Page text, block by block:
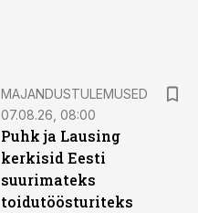
MAJANDUSTULEMUSED
07.08.26, 08:00
Puhk ja Lausing
kerkisid Eesti
suurimateks
toidutöösturiteks